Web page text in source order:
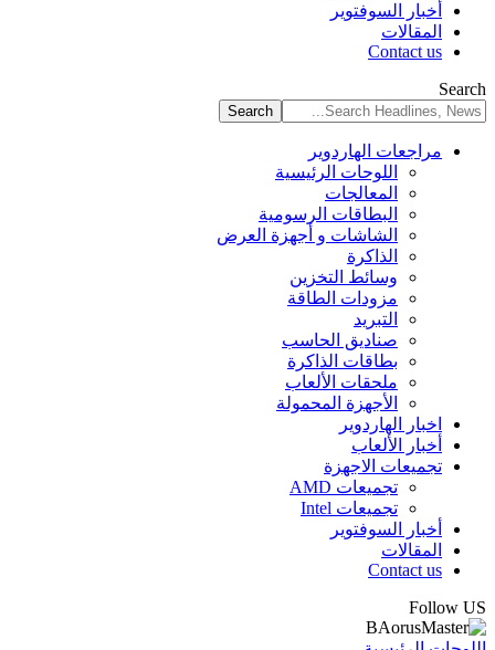
أخبار السوفتوير
المقالات
Contact us
Search
مراجعات الهاردوير
اللوحات الرئيسية
المعالجات
البطاقات الرسومية
الشاشات و أجهزة العرض
الذاكرة
وسائط التخزين
مزودات الطاقة
التبريد
صناديق الحاسب
بطاقات الذاكرة
ملحقات الألعاب
الأجهزة المحمولة
اخبار الهاردوير
أخبار الألعاب
تجميعات الاجهزة
تجميعات AMD
تجميعات Intel
أخبار السوفتوير
المقالات
Contact us
Follow US